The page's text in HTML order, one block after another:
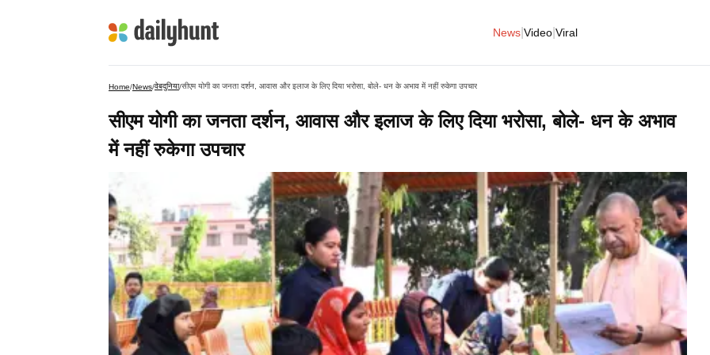
News Video Viral
Home/News/वेबदुनिया/सीएम योगी का जनता दर्शन, आवास और इलाज के लिए दिया भरोसा, बोले- धन के अभाव में नहीं रुकेगा उपचार
सीएम योगी का जनता दर्शन, आवास और इलाज के लिए दिया भरोसा, बोले- धन के अभाव
में नहीं रुकेगा उपचार